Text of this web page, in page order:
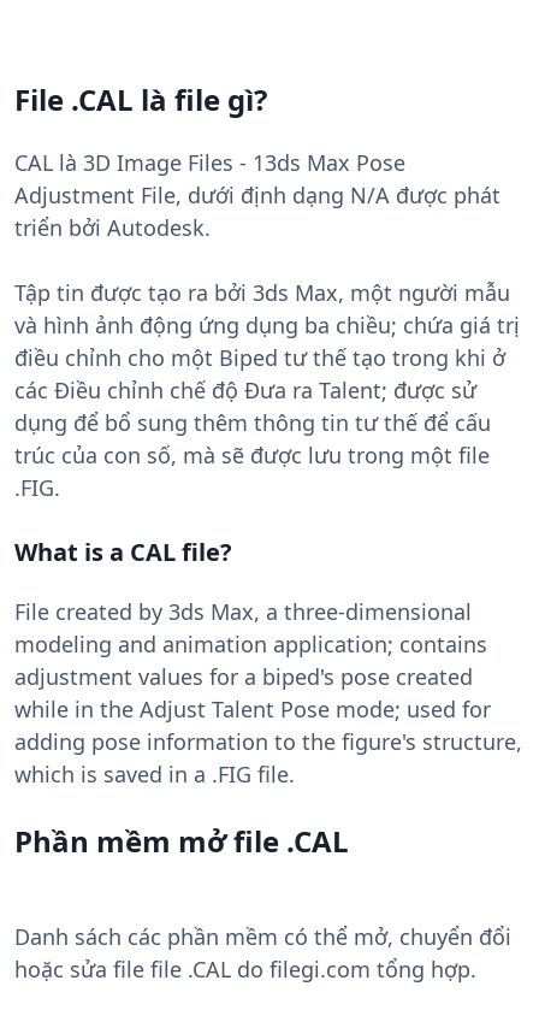
File .CAL là file gì?
CAL là 3D Image Files - 13ds Max Pose
Adjustment File, dưới định dạng N/A được phát
triển bởi Autodesk.
Tập tin được tạo ra bởi 3ds Max, một người mẫu
và hình ảnh động ứng dụng ba chiều; chứa giá trị
điều chỉnh cho một Biped tư thế tạo trong khi ở
các Điều chỉnh chế độ Đưa ra Talent; được sử
dụng để bổ sung thêm thông tin tư thế để cấu
trúc của con số, mà sẽ được lưu trong một file
.FIG.
What is a CAL file?
File created by 3ds Max, a three-dimensional
modeling and animation application; contains
adjustment values for a biped's pose created
while in the Adjust Talent Pose mode; used for
adding pose information to the figure's structure,
which is saved in a .FIG file.
Phần mềm mở file .CAL
Danh sách các phần mềm có thể mở, chuyển đổi
hoặc sửa file file .CAL do filegi.com tổng hợp.